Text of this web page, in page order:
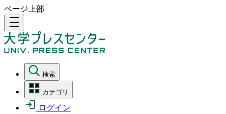
ページ上部
density_medium
検索
カテゴリ
ログイン